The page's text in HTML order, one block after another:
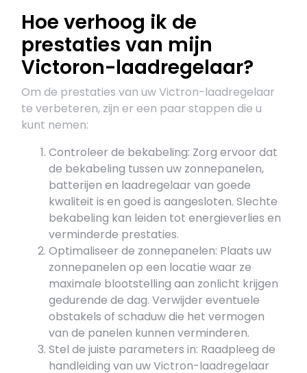
Hoe verhoog ik de
prestaties van mijn
Victoron-laadregelaar?
Om de prestaties van uw Victron-laadregelaar
te verbeteren, zijn er een paar stappen die u
kunt nemen:
Controleer de bekabeling: Zorg ervoor dat
de bekabeling tussen uw zonnepanelen,
batterijen en laadregelaar van goede
kwaliteit is en goed is aangesloten. Slechte
bekabeling kan leiden tot energieverlies en
verminderde prestaties.
Optimaliseer de zonnepanelen: Plaats uw
zonnepanelen op een locatie waar ze
maximale blootstelling aan zonlicht krijgen
gedurende de dag. Verwijder eventuele
obstakels of schaduw die het vermogen
van de panelen kunnen verminderen.
Stel de juiste parameters in: Raadpleeg de
handleiding van uw Victron-laadregelaar